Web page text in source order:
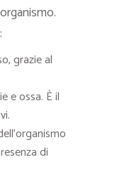
grazie al
e ossa. È il
di